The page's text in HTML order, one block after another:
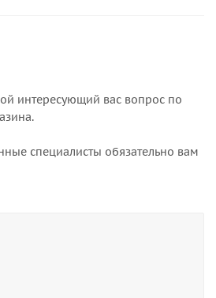
интересующий вас вопрос по
специалисты обязательно вам